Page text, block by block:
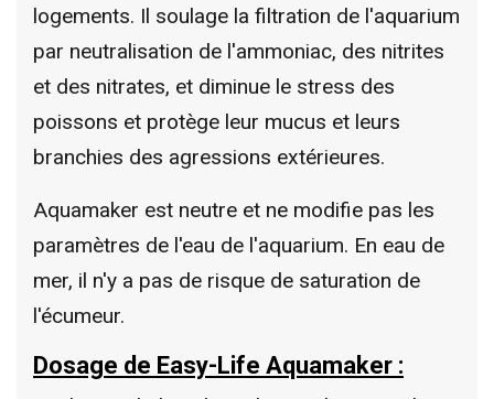
logements. Il soulage la filtration de l'aquarium
par neutralisation de l'ammoniac, des nitrites
et des nitrates, et diminue le stress des
poissons et protège leur mucus et leurs
branchies des agressions extérieures.
Aquamaker est neutre et ne modifie pas les
paramètres de l'eau de l'aquarium. En eau de
mer, il n'y a pas de risque de saturation de
l'écumeur.
Dosage de Easy-Life Aquamaker :